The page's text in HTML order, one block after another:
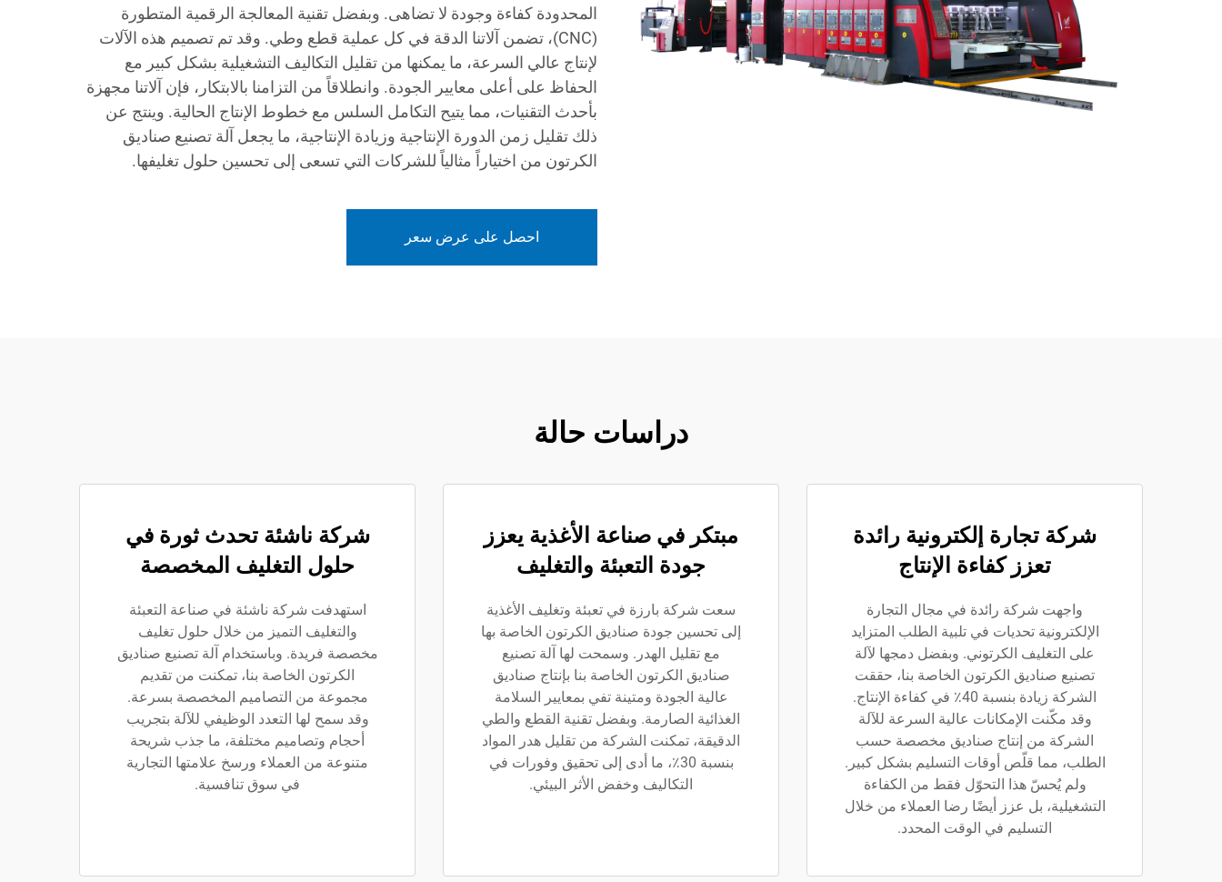
المحدودة كفاءة وجودة لا تضاهى. وبفضل تقنية المعالجة الرقمية المتطورة
(CNC)، تضمن آلاتنا الدقة في كل عملية قطع وطي. وقد تم تصميم هذه الآلات
لإنتاج عالي السرعة، ما يمكنها من تقليل التكاليف التشغيلية بشكل كبير مع
الحفاظ على أعلى معايير الجودة. وانطلاقاً من التزامنا بالابتكار، فإن آلاتنا مجهزة
بأحدث التقنيات، مما يتيح التكامل السلس مع خطوط الإنتاج الحالية. وينتج عن
ذلك تقليل زمن الدورة الإنتاجية وزيادة الإنتاجية، ما يجعل آلة تصنيع صناديق
الكرتون من اختياراً مثالياً للشركات التي تسعى إلى تحسين حلول تغليفها.
احصل على عرض سعر
دراسات حالة
شركة تجارة إلكترونية رائدة
تعزز كفاءة الإنتاج
واجهت شركة رائدة في مجال التجارة
الإلكترونية تحديات في تلبية الطلب المتزايد
على التغليف الكرتوني. وبفضل دمجها لآلة
تصنيع صناديق الكرتون الخاصة بنا، حققت
الشركة زيادة بنسبة 40٪ في كفاءة الإنتاج.
وقد مكّنت الإمكانات عالية السرعة للآلة
الشركة من إنتاج صناديق مخصصة حسب
الطلب، مما قلّص أوقات التسليم بشكل كبير.
ولم يُحسّ هذا التحوّل فقط من الكفاءة
التشغيلية، بل عزز أيضًا رضا العملاء من خلال
التسليم في الوقت المحدد.
مبتكر في صناعة الأغذية يعزز
جودة التعبئة والتغليف
سعت شركة بارزة في تعبئة وتغليف الأغذية
إلى تحسين جودة صناديق الكرتون الخاصة بها
مع تقليل الهدر. وسمحت لها آلة تصنيع
صناديق الكرتون الخاصة بنا بإنتاج صناديق
عالية الجودة ومتينة تفي بمعايير السلامة
الغذائية الصارمة. وبفضل تقنية القطع والطي
الدقيقة، تمكنت الشركة من تقليل هدر المواد
بنسبة 30٪، ما أدى إلى تحقيق وفورات في
التكاليف وخفض الأثر البيئي.
شركة ناشئة تحدث ثورة في
حلول التغليف المخصصة
استهدفت شركة ناشئة في صناعة التعبئة
والتغليف التميز من خلال حلول تغليف
مخصصة فريدة. وباستخدام آلة تصنيع صناديق
الكرتون الخاصة بنا، تمكنت من تقديم
مجموعة من التصاميم المخصصة بسرعة.
وقد سمح لها التعدد الوظيفي للآلة بتجريب
أحجام وتصاميم مختلفة، ما جذب شريحة
متنوعة من العملاء ورسخ علامتها التجارية
في سوق تنافسية.